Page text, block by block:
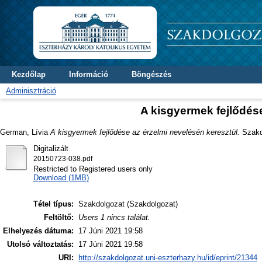
Kezdőlap Információ
Böngészés
Adminisztráció
A kisgyermek
German, Lívia A kisgyermek fejlődése az érzelmi nevelésén keresztül.
Digitalizált
20150723-038.pdf
Restricted to Registered users only
Download (1MB)
Tétel típus: Szakdolgozat (Szakdolgozat)
Feltöltő:
Users 1 nincs találat.
Elhelyezés dátuma:
17 Júni 2021 19:58
Utolsó változtatás:
17 Júni 2021 19:58
URI:
http://szakdolgozat.uni-eszterhazy.hu/id/eprint/21344